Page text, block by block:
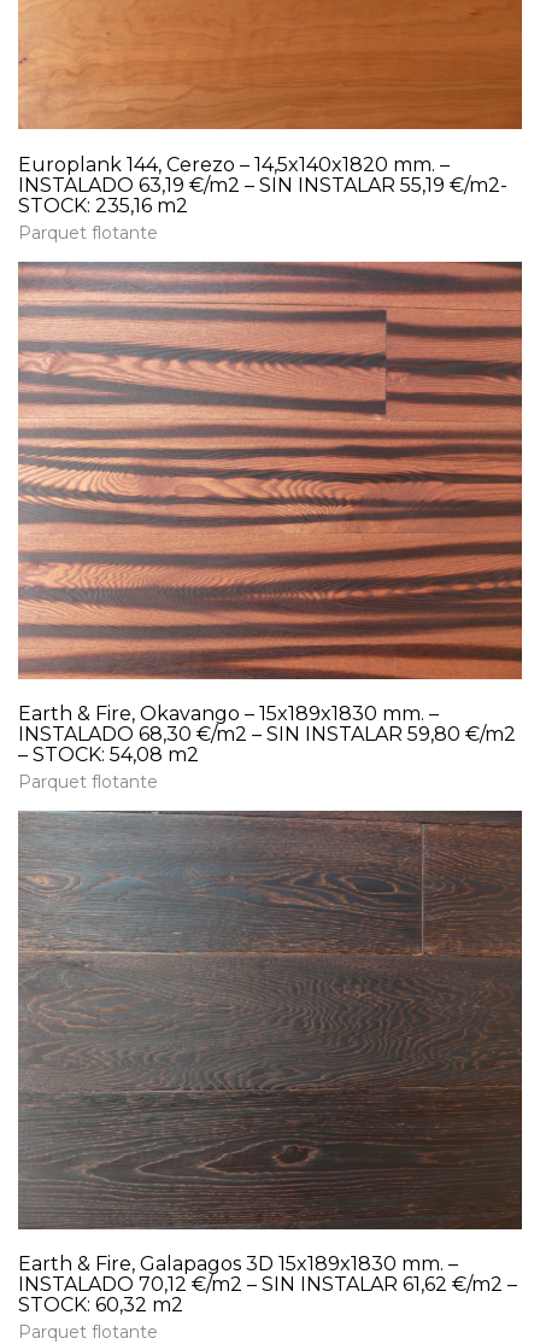
Europlank 144, Cerezo – 14,5x140x1820 mm. –
INSTALADO 63,19 €/m2 – SIN INSTALAR 55,19 €/m2-
STOCK: 235,16 m2
Parquet flotante
Earth & Fire, Okavango – 15x189x1830 mm. –
INSTALADO 68,30 €/m2 – SIN INSTALAR 59,80 €/m2
– STOCK: 54,08 m2
Parquet flotante
Earth & Fire, Galapagos 3D 15x189x1830 mm. –
INSTALADO 70,12 €/m2 – SIN INSTALAR 61,62 €/m2 –
STOCK: 60,32 m2
Parquet flotante